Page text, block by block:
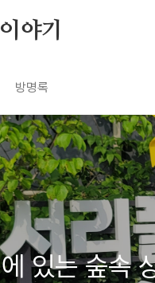
야기
방명록
있는 숲속